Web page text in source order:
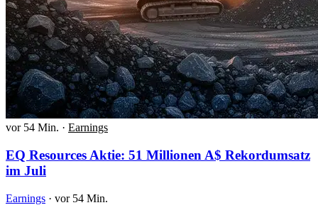
vor 54 Min. · Earnings
EQ Resources Aktie: 51 Millionen A$ Rekordumsatz
im Juli
Earnings · vor 54 Min.